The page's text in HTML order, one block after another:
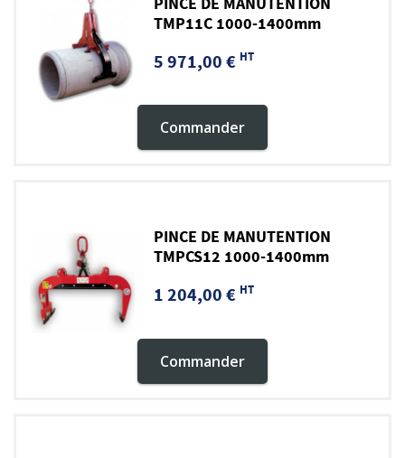
TMP11C 1000-1400mm
5 971,00 € HT
Commander
PINCE DE MANUTENTION
TMPCS12 1000-1400mm
1 204,00 € HT
Commander